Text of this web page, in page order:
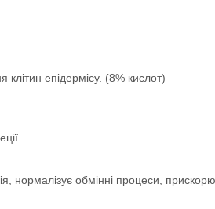
епідермісу. (8% кислот)
нормалізує обмінні процеси,